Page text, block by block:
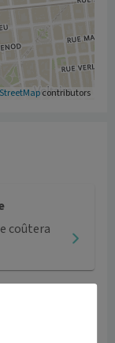
contributors
coûtera